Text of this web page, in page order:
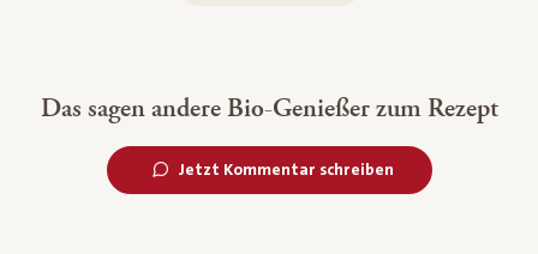
Das sagen andere Bio-Genießer zum Rezept
Jetzt Kommentar schreiben